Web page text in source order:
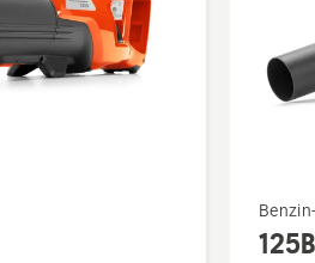
Mehr
Details
125B